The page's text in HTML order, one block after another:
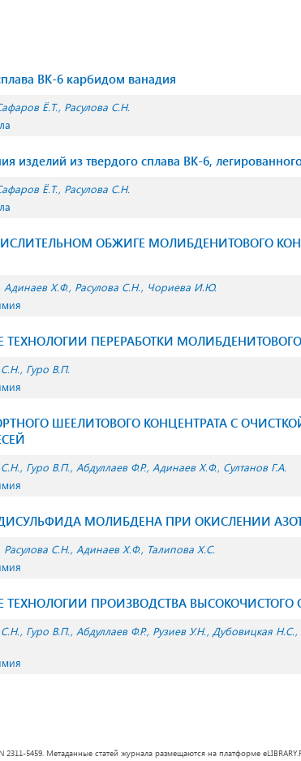
ВК-6 карбидом ванадия
Ё.Т. Расулова С.Н.
изделий из твердого сплава ВК-6,
Ё.Т. Расулова С.Н.
ОБЖИГЕ МОЛИБДЕНИТОВОГО
Адинаев Х.Ф. Расулова С.Н. Чориева И.Ю.
ТЕХНОЛОГИИ ПЕРЕРАБОТКИ
Гуро В.П.
ШЕЕЛИТОВОГО КОНЦЕНТРАТА С
Гуро В.П. Абдуллаев Ф.Р. Адинаев Х.Ф. Султанов Г.А.
МОЛИБДЕНА ПРИ ОКИСЛЕНИИ
Расулова С.Н. Адинаев Х.Ф. Талипова Х.С.
ТЕХНОЛОГИИ ПРОИЗВОДСТВА
Гуро В.П. Абдуллаев Ф.Р. Рузиев У.Н. Дубовицкая Н.С.
2311-5459. Метаданные статей журнала размещаются на платформе